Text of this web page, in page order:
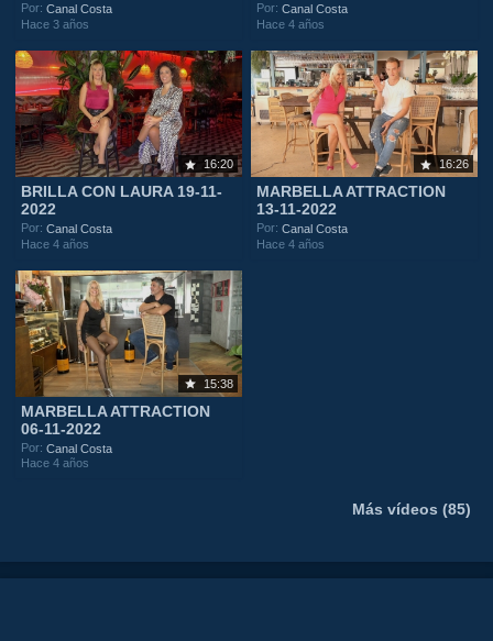
Por:Canal Costa
Hace 3 años
Por:Canal Costa
Hace 4 años
16:20
BRILLA CON LAURA 19-11-
2022
Por:Canal Costa
Hace 4 años
16:26
MARBELLA ATTRACTION
13-11-2022
Por:Canal Costa
Hace 4 años
15:38
MARBELLA ATTRACTION
06-11-2022
Por:Canal Costa
Hace 4 años
Más vídeos (85)